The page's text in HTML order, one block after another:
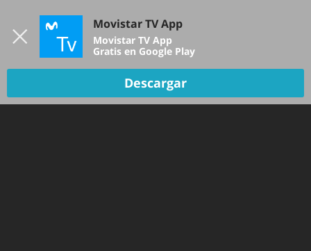
TV EN VIVO
Movistar TV App
Movistar TV App
Gratis en Google Play
Descargar